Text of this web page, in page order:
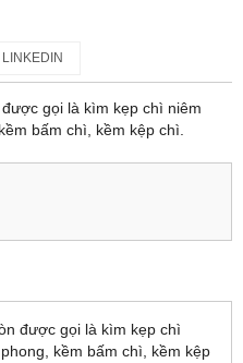
LINKEDIN
gọi là kìm kẹp chì niêm
bấm chì, kềm kệp chì.
được gọi là kìm kẹp chì
kềm bấm chì, kềm kệp